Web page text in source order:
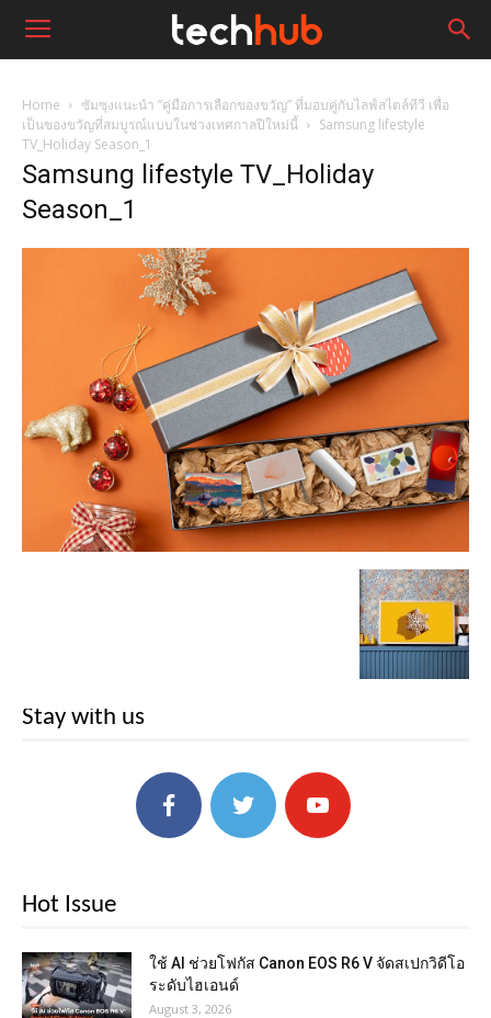
Home
ซัมซุงแนะนำ ”คู่มือการเลือกของขวัญ” ที่มอบคู่กับไลฟ์สไตล์ทีวี เพื่อ
เป็นของขวัญที่สมบูรณ์แบบในช่วงเทศกาลปีใหม่นี้
Samsung lifestyle
TV_Holiday Season_1
Samsung lifestyle TV_Holiday
Season_1
Stay with us
Hot Issue
ใช้ AI ช่วยโฟกัส Canon EOS R6 V จัดสเปกวิดีโอ
ระดับไฮเอนด์
August 3, 2026